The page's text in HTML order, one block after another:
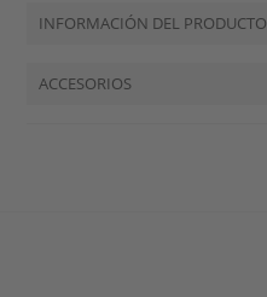
INFORMACIÓN DEL PRODUCTO
ACCESORIOS